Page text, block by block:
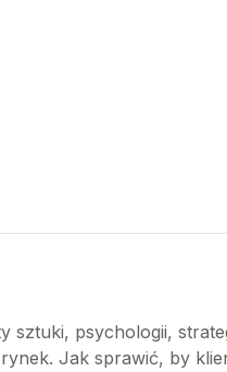
psychologii,
Jak sprawić, by